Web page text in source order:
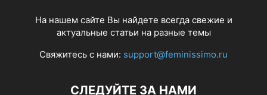
На нашем сайте Вы найдете всегда свежие и
актуальные статьи на разные темы
Свяжитесь с нами: support@feminissimo.ru
СЛЕДУЙТЕ ЗА НАМИ